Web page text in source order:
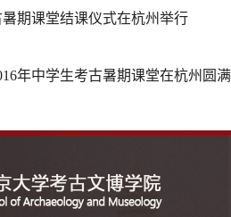
期课堂结课仪式在杭州举行
年中学生考古暑期课堂在杭州圆满